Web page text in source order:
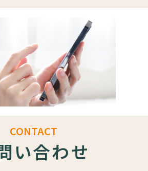
CONTACT
い合わせ